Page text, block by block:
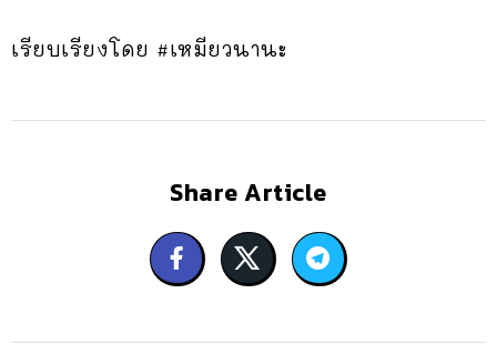
เรียบเรียงโดย #เหมียวนานะ
Share Article